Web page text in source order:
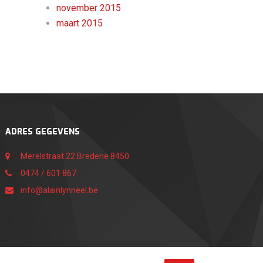
november 2015
maart 2015
ADRES GEGEVENS
Merelstraat 22 Bredene 8450
0474 / 601 867
info@alainlynneel.be